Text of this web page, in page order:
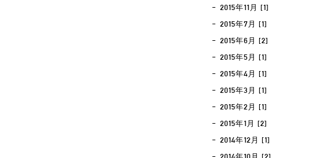
2015年11月 [1]
2015年7月 [1]
2015年6月 [2]
2015年5月 [1]
2015年4月 [1]
2015年3月 [1]
2015年2月 [1]
2015年1月 [2]
2014年12月 [1]